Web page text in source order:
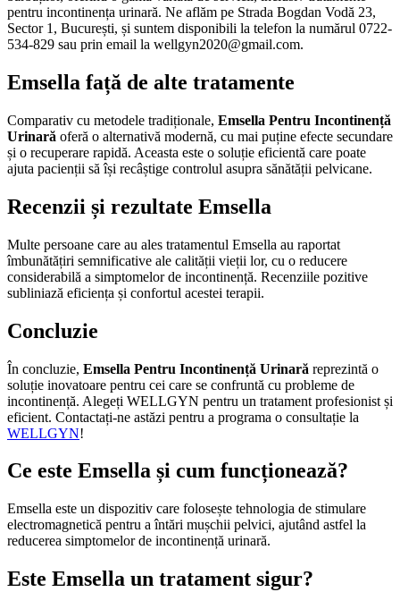
pentru incontinența urinară. Ne aflăm pe Strada Bogdan Vodă 23,
Sector 1, București, și suntem disponibili la telefon la numărul 0722-
534-829 sau prin email la wellgyn2020@gmail.com.
Emsella față de alte tratamente
Comparativ cu metodele tradiționale, Emsella Pentru Incontinență
Urinară oferă o alternativă modernă, cu mai puține efecte secundare
și o recuperare rapidă. Aceasta este o soluție eficientă care poate
ajuta pacienții să își recâștige controlul asupra sănătății pelvicane.
Recenzii și rezultate Emsella
Multe persoane care au ales tratamentul Emsella au raportat
îmbunătățiri semnificative ale calității vieții lor, cu o reducere
considerabilă a simptomelor de incontinență. Recenziile pozitive
subliniază eficiența și confortul acestei terapii.
Concluzie
În concluzie, Emsella Pentru Incontinență Urinară reprezintă o
soluție inovatoare pentru cei care se confruntă cu probleme de
incontinență. Alegeți WELLGYN pentru un tratament profesionist și
eficient. Contactați-ne astăzi pentru a programa o consultație la
WELLGYN!
Ce este Emsella și cum funcționează?
Emsella este un dispozitiv care folosește tehnologia de stimulare
electromagnetică pentru a întări mușchii pelvici, ajutând astfel la
reducerea simptomelor de incontinență urinară.
Este Emsella un tratament sigur?